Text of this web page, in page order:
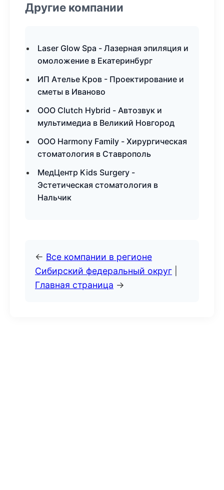
Другие компании
Laser Glow Spa - Лазерная эпиляция и
омоложение в Екатеринбург
ИП Ателье Кров - Проектирование и
сметы в Иваново
ООО Clutch Hybrid - Автозвук и
мультимедиа в Великий Новгород
ООО Harmony Family - Хирургическая
стоматология в Ставрополь
МедЦентр Kids Surgery -
Эстетическая стоматология в
Нальчик
← Все компании в регионе
Сибирский федеральный округ
Главная страница →